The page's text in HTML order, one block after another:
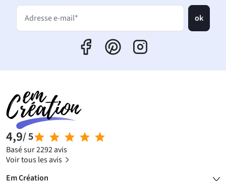
Adresse e-mail* ok
4,9/ 5
Basé sur 2292 avis
Voir tous les avis
Em Création